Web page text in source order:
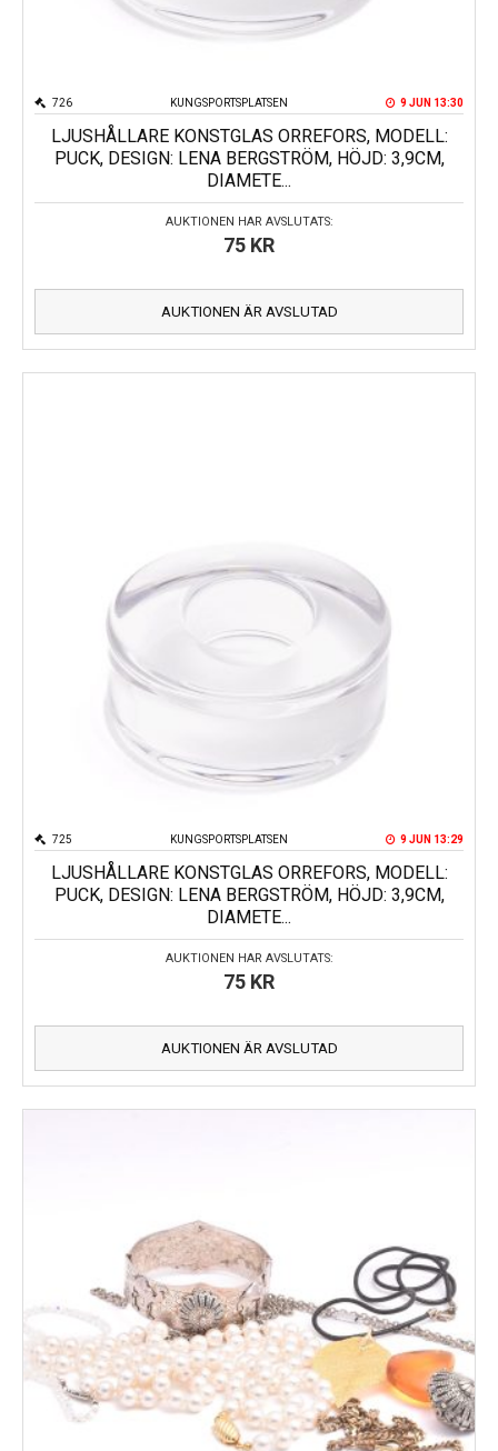
KUNGSPORTSPLATSEN
726 9 JUN 13:30
LJUSHÅLLARE KONSTGLAS ORREFORS, MODELL:
PUCK, DESIGN: LENA BERGSTRÖM, HÖJD: 3,9CM,
DIAMETE...
AUKTIONEN HAR AVSLUTATS:
75 KR
AUKTIONEN ÄR AVSLUTAD
KUNGSPORTSPLATSEN
725 9 JUN 13:29
LJUSHÅLLARE KONSTGLAS ORREFORS, MODELL:
PUCK, DESIGN: LENA BERGSTRÖM, HÖJD: 3,9CM,
DIAMETE...
AUKTIONEN HAR AVSLUTATS:
75 KR
AUKTIONEN ÄR AVSLUTAD